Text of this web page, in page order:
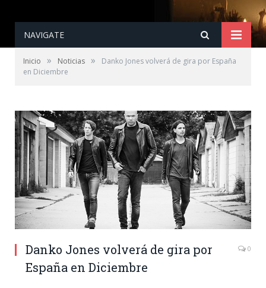
NAVIGATE
Inicio » Noticias »
Danko Jones volverá de gira por España
en Diciembre
Danko Jones volverá de gira por
España en Diciembre
0